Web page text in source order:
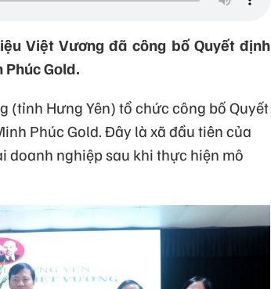
Việt Vương đã công bố Quyết định
Gold.
(tỉnh Hưng Yên) tổ chức công bố Quyết
Phúc Gold. Đây là xã đầu tiên của
doanh nghiệp sau khi thực hiện mô